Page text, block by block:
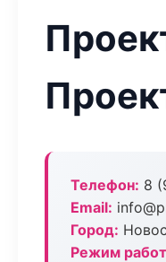
Телефон: 8
Email:
Город:
Режим